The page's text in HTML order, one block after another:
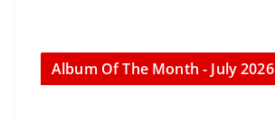
Album Of The Month - July 2026